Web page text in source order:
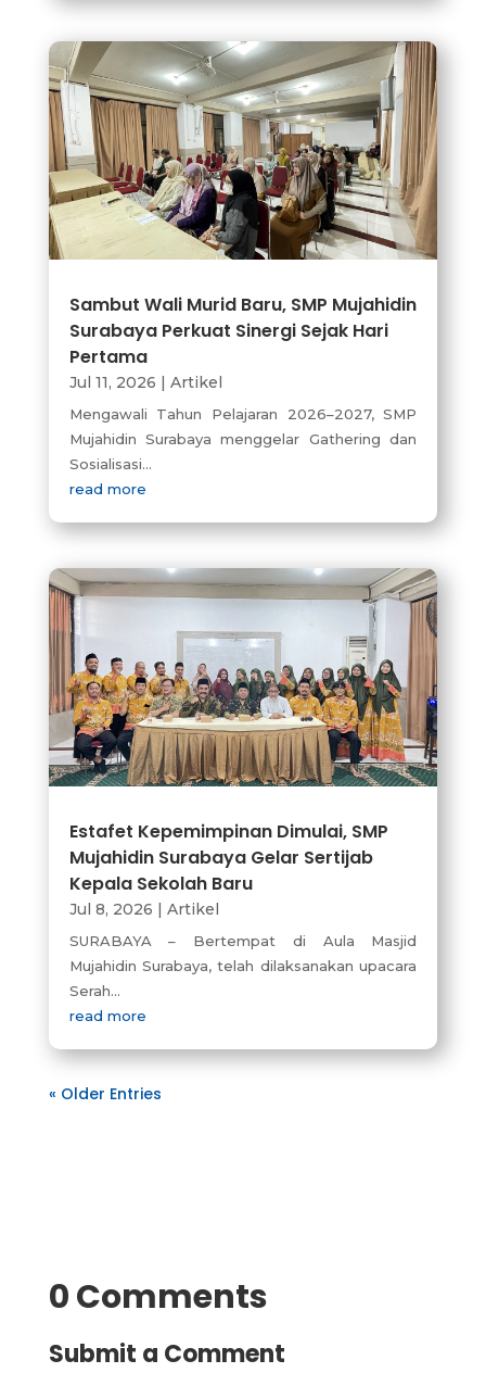
Sambut Wali Murid Baru, SMP Mujahidin
Surabaya Perkuat Sinergi Sejak Hari
Pertama
Jul 11, 2026 Artikel
Mengawali Tahun Pelajaran 2026–2027, SMP
Mujahidin Surabaya menggelar Gathering dan
Sosialisasi...
read more
Estafet Kepemimpinan Dimulai, SMP
Mujahidin Surabaya Gelar Sertijab
Kepala Sekolah Baru
Jul 8, 2026 | Artikel
SURABAYA – Bertempat di Aula Masjid
Mujahidin Surabaya, telah dilaksanakan upacara
Serah...
read more
« Older Entries
0 Comments
Submit a Comment